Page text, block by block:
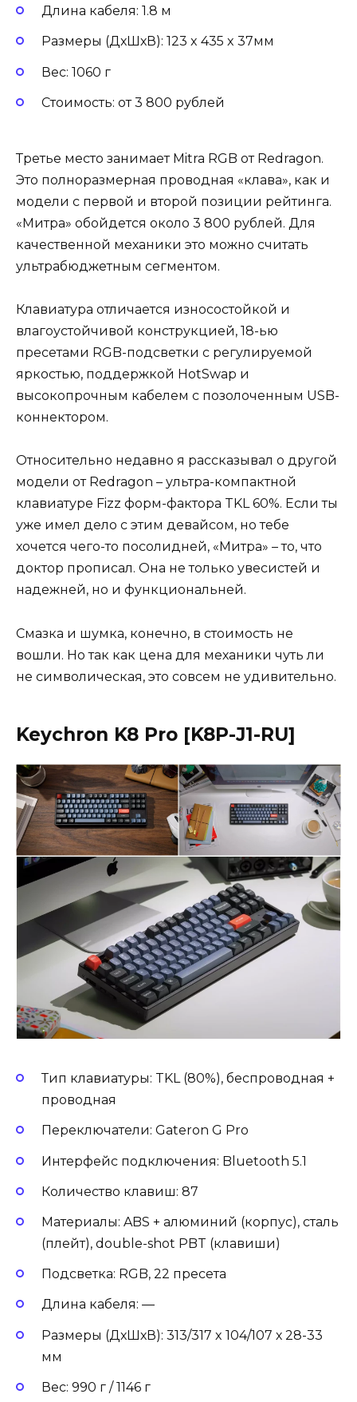
Длина кабеля: 1.8 м
Размеры (ДхШхВ): 123 x 435 x 37мм
Вес: 1060 г
Стоимость: от 3 800 рублей
Третье место занимает Mitra RGB от Redragon.
Это полноразмерная проводная «клава», как и
модели с первой и второй позиции рейтинга.
«Митра» обойдется около 3 800 рублей. Для
качественной механики это можно считать
ультрабюджетным сегментом.
Клавиатура отличается износостойкой и
влагоустойчивой конструкцией, 18-ью
пресетами RGB-подсветки с регулируемой
яркостью, поддержкой HotSwap и
высокопрочным кабелем с позолоченным USB-
коннектором.
Относительно недавно я рассказывал о другой
модели от Redragon – ультра-компактной
клавиатуре Fizz форм-фактора TKL 60%. Если ты
уже имел дело с этим девайсом, но тебе
хочется чего-то посолидней, «Митра» – то, что
доктор прописал. Она не только увесистей и
надежней, но и функциональней.
Смазка и шумка, конечно, в стоимость не
вошли. Но так как цена для механики чуть ли
не символическая, это совсем не удивительно.
Keychron K8 Pro [K8P-J1-RU]
Тип клавиатуры: TKL (80%), беспроводная +
проводная
Переключатели: Gateron G Pro
Интерфейс подключения: Bluetooth 5.1
Количество клавиш: 87
Материалы: ABS + алюминий (корпус), сталь
(плейт), double-shot PBT (клавиши)
Подсветка: RGB, 22 пресета
Длина кабеля: —
Размеры (ДхШхВ): 313/317 x 104/107 х 28-33
мм
Вес: 990 г / 1146 г